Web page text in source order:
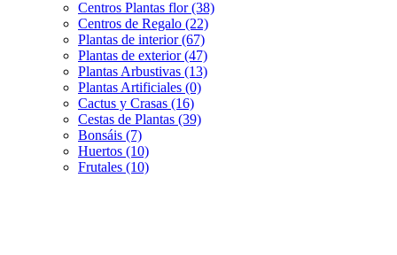
Centros Plantas flor (38)
Centros de Regalo (22)
Plantas de interior (67)
Plantas de exterior (47)
Plantas Arbustivas (13)
Plantas Artificiales (0)
Cactus y Crasas (16)
Cestas de Plantas (39)
Bonsáis (7)
Huertos (10)
Frutales (10)